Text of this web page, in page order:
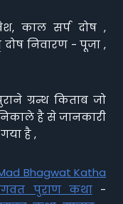
काल सर्प दोष ,
दोष निवारण - पूजा ,
ग्रन्थ किताब जो
है से जानकारी
है ,
Bhagwat Katha
पुराण कथा-